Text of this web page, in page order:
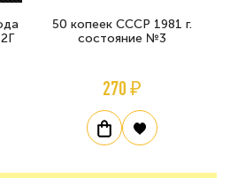
50 копеек СССР 1981 г.
состояние №3
270 ₽